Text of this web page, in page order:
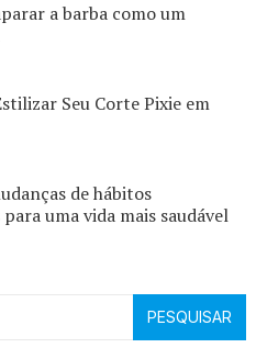
a barba como um
Seu Corte Pixie em
de hábitos
uma vida mais saudável